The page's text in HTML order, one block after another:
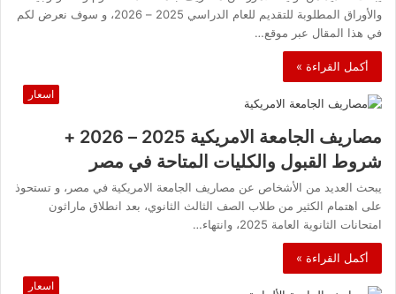
والأوراق المطلوبة للتقديم للعام الدراسي 2025 – 2026، و سوف نعرض لكم
في هذا المقال عبر موقع…
أكمل القراءة »
اسعار
مصاريف الجامعة الامريكية 2025 – 2026 +
شروط القبول والكليات المتاحة في مصر
يبحث العديد من الأشخاص عن مصاريف الجامعة الامريكية في مصر، و تستحوذ
على اهتمام الكثير من طلاب الصف الثالث الثانوي، بعد انطلاق ماراثون
امتحانات الثانوية العامة 2025، وانتهاء…
أكمل القراءة »
اسعار